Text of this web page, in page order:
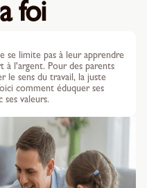
foi
se limite pas à leur apprendre
l'argent. Pour des parents
le sens du travail, la juste
comment éduquer ses
ses valeurs.